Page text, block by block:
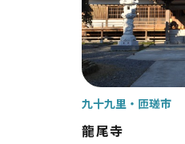
南房総
館山市
龍尾寺
九十九里 匝瑳市